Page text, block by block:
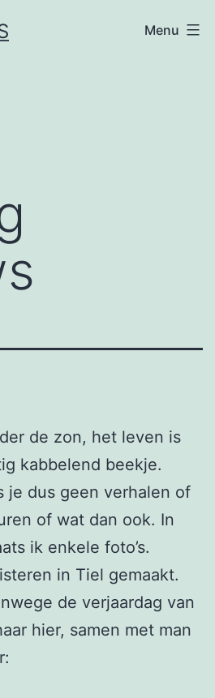
Menu
de zon, het leven is
kabbelend beekje.
je dus geen verhalen of
of wat dan ook. In
ik enkele foto’s.
in Tiel gemaakt.
de verjaardag van
hier, samen met man